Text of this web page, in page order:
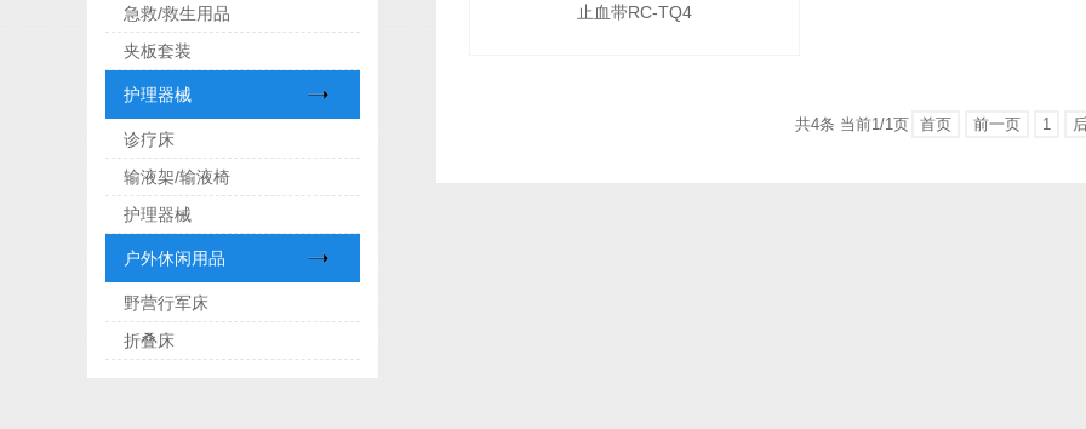
止血带RC-TQ4
共4条 当前1/1页 首页 前一页 1
急救/救生用品
夹板套装
护理器械
诊疗床
输液架/输液椅
护理器械
户外休闲用品
野营行军床
折叠床